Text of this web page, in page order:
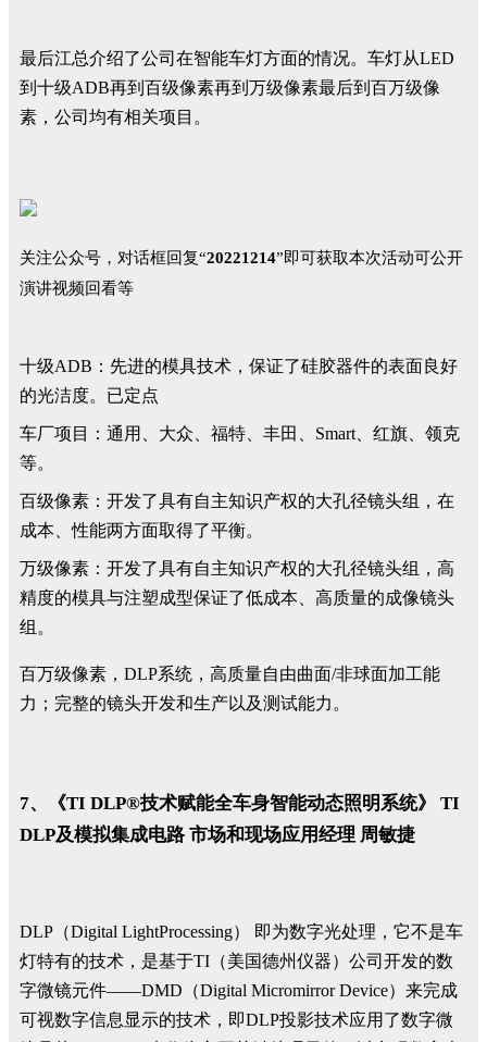
最后江总介绍了公司在智能车灯方面的情况。车灯从LED
到十级ADB再到百级像素再到万级像素最后到百万级像
素，公司均有相关项目。
关注公众号，对话框回复“20221214”即可获取本次活动可公开
演讲视频回看等
十级ADB：先进的模具技术，保证了硅胶器件的表面良好
的光洁度。已定点
车厂项目：通用、大众、福特、丰田、Smart、红旗、领克
等。
百级像素：开发了具有自主知识产权的大孔径镜头组，在
成本、性能两方面取得了平衡。
万级像素：开发了具有自主知识产权的大孔径镜头组，高
精度的模具与注塑成型保证了低成本、高质量的成像镜头
组。
百万级像素，DLP系统，高质量自由曲面/非球面加工能
力；完整的镜头开发和生产以及测试能力。
7、《TI DLP®技术赋能全车身智能动态照明系统》 TI
DLP及模拟集成电路 市场和现场应用经理 周敏捷
DLP（Digital LightProcessing） 即为数字光处理，它不是车
灯特有的技术，是基于TI（美国德州仪器）公司开发的数
字微镜元件——DMD（Digital Micromirror Device）来完成
可视数字信息显示的技术，即DLP投影技术应用了数字微